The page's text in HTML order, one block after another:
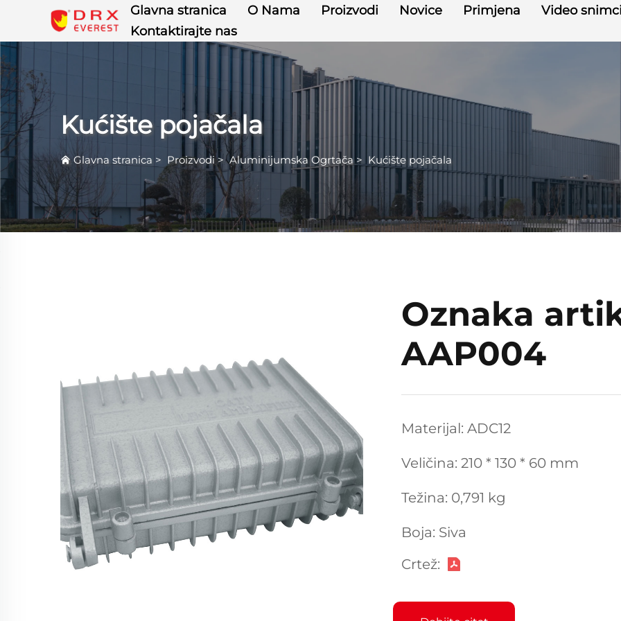
Glavna stranica O Nama Proizvodi Novice Primjena
Video
Kontaktirajte nas
Kućište pojačala
Glavna stranica > Proizvodi>Aluminijumska Ogrtača > Kućište pojačala
Oznaka
AAP004
Materijal: ADC12
Veličina: 210 * 130 * 60 mm
Težina: 0,791 kg
Boja: Siva
Crtež: